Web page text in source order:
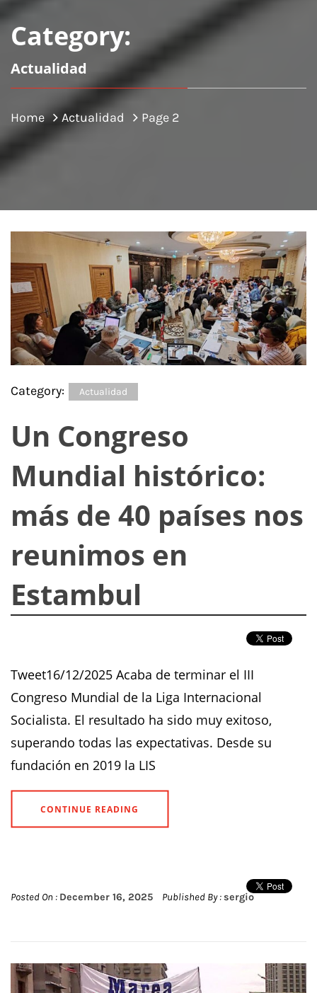
Category:
Actualidad
Home Actualidad Page 2
Category: Actualidad
Un Congreso
Mundial histórico:
más de 40 países nos
reunimos en
Estambul
Tweet16/12/2025 Acaba de terminar el III
Congreso Mundial de la Liga Internacional
Socialista. El resultado ha sido muy exitoso,
superando todas las expectativas. Desde su
fundación en 2019 la LIS
CONTINUE READING
Posted On : December 16, 2025 Published By :sergio